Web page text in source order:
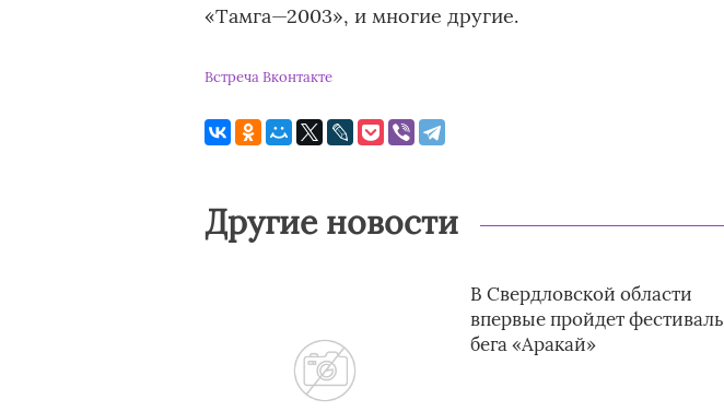
«Тамга—2003», и многие другие.
Встреча Вконтакте
Другие новости
В Свердловской области
впервые пройдет фестиваль
бега «Аракай»